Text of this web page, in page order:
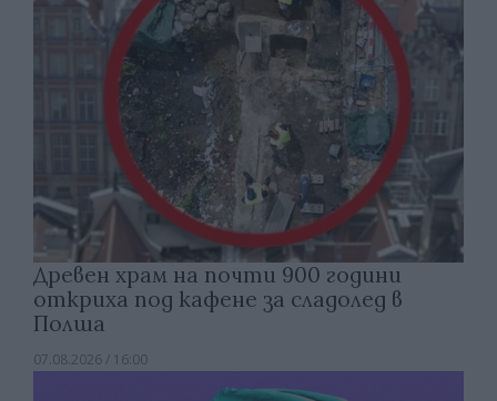
Древен храм на почти 900 години
откриха под кафене за сладолед в
Полша
07.08.2026 / 16:00